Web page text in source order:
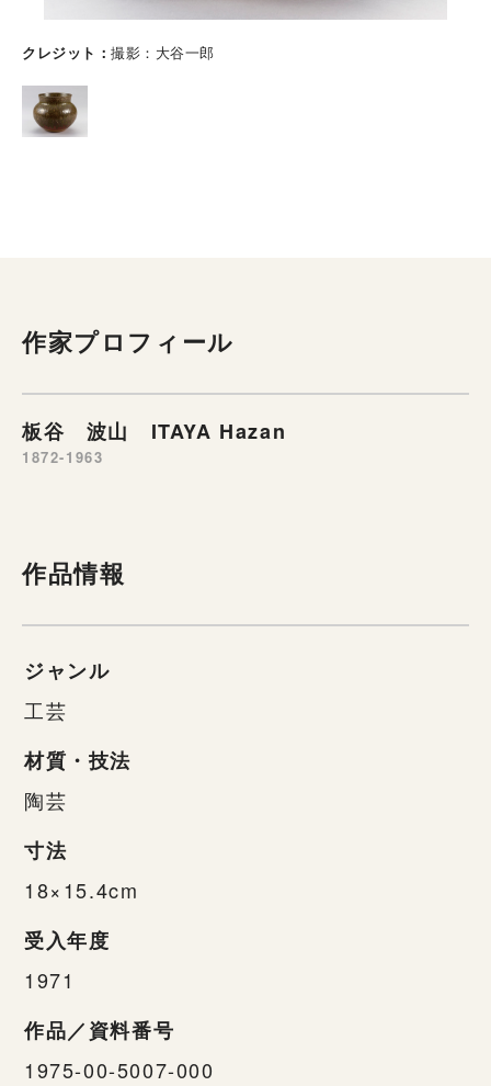
クレジット 撮影：大谷一郎
作家プロフィール
板谷 波山 ITAYA Hazan
1872-1963
作品情報
ジャンル
工芸
材質・技法
陶芸
寸法
18×15.4cm
受入年度
1971
作品／資料番号
1975-00-5007-000